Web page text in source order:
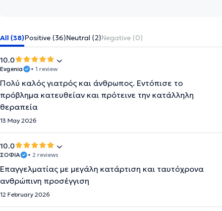
All (38)Positive (36)Neutral (2)Negative (0)
10.0
Evgenia • 1 review
Πολύ καλός γιατρός και άνθρωπος. Εντόπισε το
πρόβλημα κατευθείαν και πρότεινε την κατάλληλη
θεραπεία
13 May 2026
10.0
ΣΟΦΙΑ • 2 reviews
Επαγγελματίας με μεγάλη κατάρτιση και ταυτόχρονα
ανθρώπινη προσέγγιση
12 February 2026